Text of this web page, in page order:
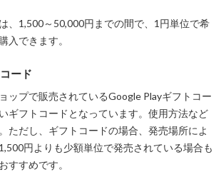
、1,500～50,000円までの間で、1円単位で希
入できます。
ード
ップで販売されているGoogle Playギフトコー
ギフトコードとなっています。使用方法など
ただし、ギフトコードの場合、発売場所によ
円よりも少額単位で発売されている場合も
すすめです。